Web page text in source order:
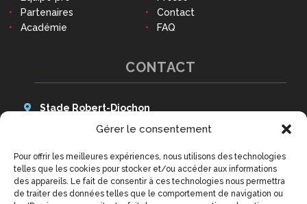
Gérer le consentement
Pour offrir les meilleures expériences, nous utilisons des technologies
telles que les cookies pour stocker et/ou accéder aux informations
des appareils. Le fait de consentir à ces technologies nous permettra
de traiter des données telles que le comportement de navigation ou
CONTACT
Stade Robert-Diochon
48 Avenue des Canadiens
Tél : 02 79 02 77 20
9h - 12h30 et 14h - 18h
(hors week-ends et jours fériés)
Partenaires
Académie
Contact
FAQ